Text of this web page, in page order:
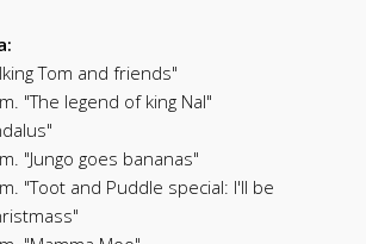
Tom and friends"
"The legend of king Nal"
"Jungo goes bananas"
"Toot and Puddle special: I'll be